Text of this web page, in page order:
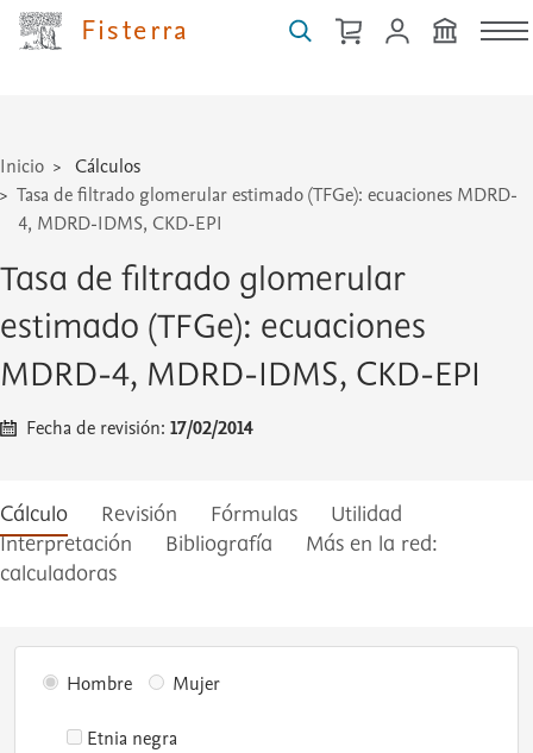
Fisterra
Inicio
Cálculos
Tasa de filtrado glomerular estimado (TFGe): ecuaciones MDRD-
4, MDRD-IDMS, CKD-EPI
Tasa de filtrado glomerular
estimado (TFGe): ecuaciones
MDRD-4, MDRD-IDMS, CKD-EPI
Fecha de revisión:17/02/2014
Cálculo Revisión Fórmulas
Utilidad
Interpretación
Bibliografía
Más en la red:
calculadoras
Hombre Mujer
Etnia negra